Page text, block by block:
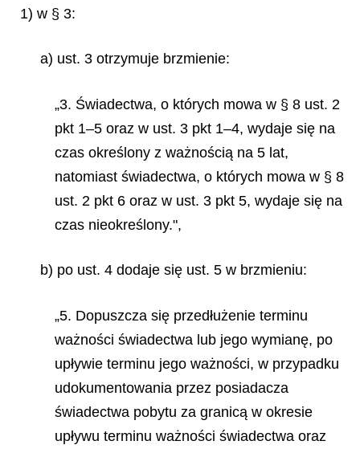
1) w § 3:
a) ust. 3 otrzymuje brzmienie:
„3. Świadectwa, o których mowa w § 8 ust. 2
pkt 1–5 oraz w ust. 3 pkt 1–4, wydaje się na
czas określony z ważnością na 5 lat,
natomiast świadectwa, o których mowa w § 8
ust. 2 pkt 6 oraz w ust. 3 pkt 5, wydaje się na
czas nieokreślony.",
b) po ust. 4 dodaje się ust. 5 w brzmieniu:
„5. Dopuszcza się przedłużenie terminu
ważności świadectwa lub jego wymianę, po
upływie terminu jego ważności, w przypadku
udokumentowania przez posiadacza
świadectwa pobytu za granicą w okresie
upływu terminu ważności świadectwa oraz